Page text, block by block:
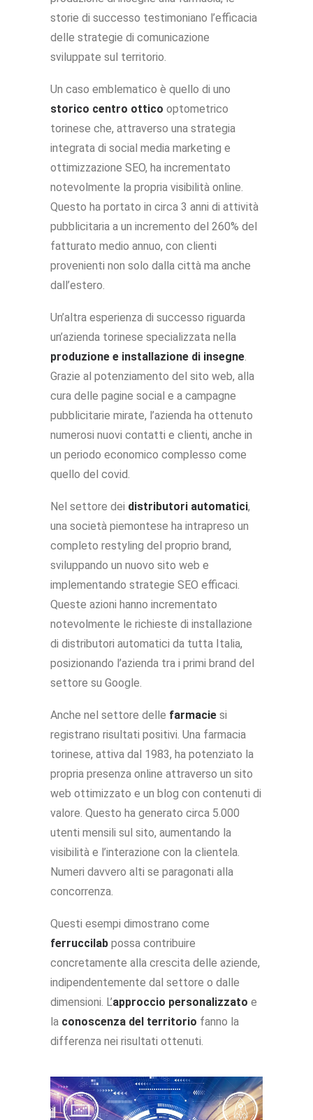
storie di successo testimoniano l’efficacia
delle strategie di comunicazione
sviluppate sul territorio.
Un caso emblematico è quello di uno
storico centro ottico optometrico
torinese che, attraverso una strategia
integrata di social media marketing e
ottimizzazione SEO, ha incrementato
notevolmente la propria visibilità online.
Questo ha portato in circa 3 anni di attività
pubblicitaria a un incremento del 260% del
fatturato medio annuo, con clienti
provenienti non solo dalla città ma anche
dall’estero.
Un’altra esperienza di successo riguarda
un’azienda torinese specializzata nella
produzione e installazione di insegne.
Grazie al potenziamento del sito web, alla
cura delle pagine social e a campagne
pubblicitarie mirate, l’azienda ha ottenuto
numerosi nuovi contatti e clienti, anche in
un periodo economico complesso come
quello del covid.
Nel settore dei distributori automatici,
una società piemontese ha intrapreso un
completo restyling del proprio brand,
sviluppando un nuovo sito web e
implementando strategie SEO efficaci.
Queste azioni hanno incrementato
notevolmente le richieste di installazione
di distributori automatici da tutta Italia,
posizionando l’azienda tra i primi brand del
settore su Google.
Anche nel settore delle farmacie si
registrano risultati positivi. Una farmacia
torinese, attiva dal 1983, ha potenziato la
propria presenza online attraverso un sito
web ottimizzato e un blog con contenuti di
valore. Questo ha generato circa 5.000
utenti mensili sul sito, aumentando la
visibilità e l’interazione con la clientela.
Numeri davvero alti se paragonati alla
concorrenza.
Questi esempi dimostrano come
ferruccilab possa contribuire
concretamente alla crescita delle aziende,
indipendentemente dal settore o dalle
dimensioni. L’approccio personalizzato e
la conoscenza del territorio fanno la
differenza nei risultati ottenuti.